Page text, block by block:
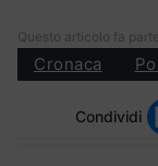
Questo articolo fa
Cronaca
Condividi